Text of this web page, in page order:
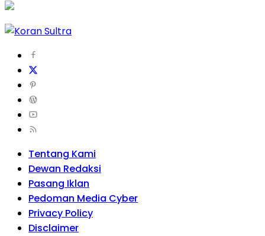
Tentang Kami
Dewan Redaksi
Pasang Iklan
Pedoman Media Cyber
Privacy Policy
Disclaimer